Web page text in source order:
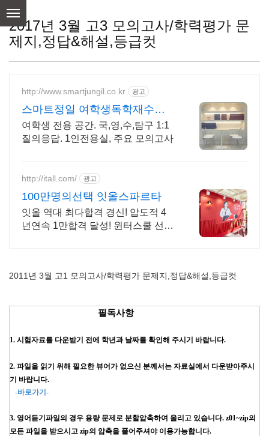
content
2017년 3월 고3 모의고사/학력평가 문
제지,정답&해설,등급컷
http://www.smartjungil.co.kr 광고
스마트정일 여학생독학재수학
원
여학생 전용 공간. 국,영,수,탐구 1:1
질의응답. 1인전용실, 주요 모의고사
http://itall.com/ 광고
100만명의선택 잇올스파르타
잇올 역대 최다합격 경신! 압도적 4
년연속 1만합격 달성! 윈터스쿨 선착
2011년 3월 고1 모의고사/학력평가 문제지,정답&해설,등급컷
필독사항
1. 시험자료를 다운받기 전에 학년과 날짜를 확인해 주시기 바랍니다.
2. 파일을 읽기 위해 필요한 뷰어가 없으신 분께서는 자료실에서 다운받아주시
기 바랍니다.
-바로가기-
3. 영어듣기파일의 경우 용량 문제로 분할압축하여 올리고 있습니다. z01~zip의
모든 파일을 받으시고 zip의 압축을 풀어주셔야 이용가능합니다.